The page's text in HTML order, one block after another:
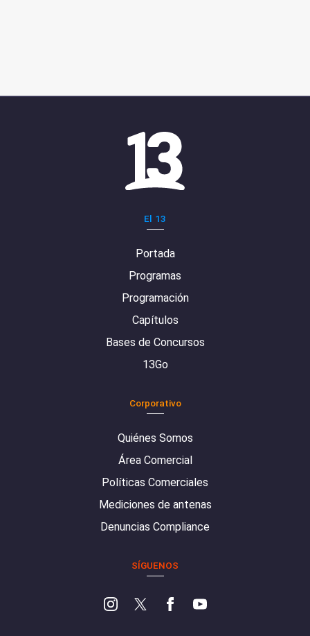
El 13
Portada
Programas
Programación
Capítulos
Bases de Concursos
13Go
Corporativo
Quiénes Somos
Área Comercial
Políticas Comerciales
Mediciones de antenas
Denuncias Compliance
SÍGUENOS